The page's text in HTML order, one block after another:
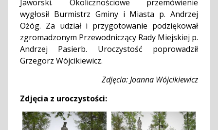
Jaworski. Okolicznościowe przemówienie
wygłosił Burmistrz Gminy i Miasta p. Andrzej
Ożóg. Za udział i przygotowanie podziękował
zgromadzonym Przewodniczący Rady Miejskiej p.
Andrzej Pasierb. Uroczystość poprowadził
Grzegorz Wójcikiewicz.
Zdjęcia: Joanna Wójcikiewicz
Zdjęcia z uroczystości: